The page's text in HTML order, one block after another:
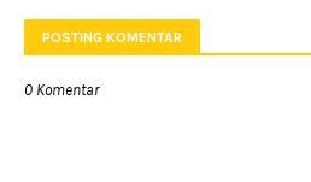
POSTING KOMENTAR
0 Komentar